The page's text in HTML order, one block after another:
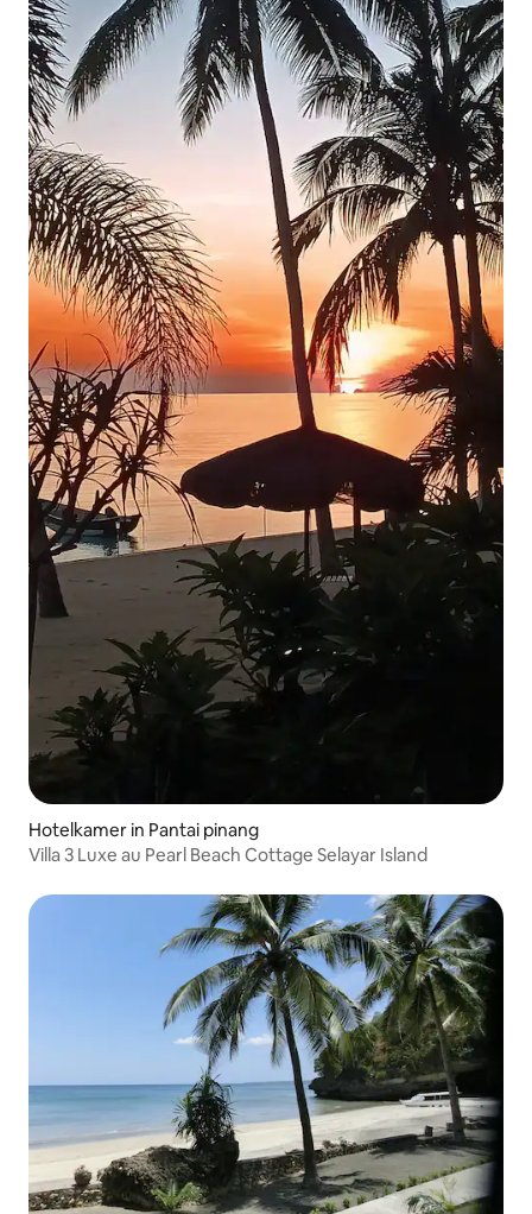
Hotelkamer in Pantai pinang
Villa 3 Luxe au Pearl Beach Cottage Selayar Island